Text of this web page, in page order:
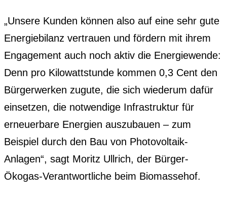
„Unsere Kunden können also auf eine sehr gute
Energiebilanz vertrauen und fördern mit ihrem
Engagement auch noch aktiv die Energiewende:
Denn pro Kilowattstunde kommen 0,3 Cent den
Bürgerwerken zugute, die sich wiederum dafür
einsetzen, die notwendige Infrastruktur für
erneuerbare Energien auszubauen – zum
Beispiel durch den Bau von Photovoltaik-
Anlagen“, sagt Moritz Ullrich, der Bürger-
Ökogas-Verantwortliche beim Biomassehof.